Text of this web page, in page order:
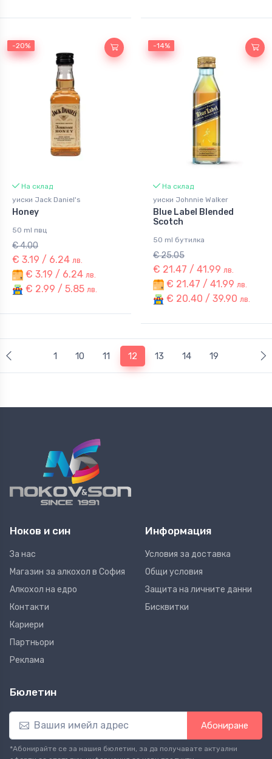
-20%
-20%
На склад
уиски Jack Daniel's
Honey
50 ml пвц
€ 4.00
€ 3.19 / 6.24 лв.
€ 3.19 / 6.24 лв.
€ 2.99 / 5.85 лв.
-14%
-14%
На склад
уиски Johnnie Walker
Blue Label Blended
Scotch
50 ml бутилка
€ 25.05
€ 21.47 / 41.99 лв.
€ 21.47 / 41.99 лв.
€ 20.40 / 39.90 лв.
1 10 11 12(current)
13 14 19
Ноков и син
За нас
Магазин за алкохол в София
Алкохол на едро
Контакти
Кариери
Партньори
Реклама
Информация
Условия за доставка
Общи условия
Защита на личните данни
Бисквитки
Бюлетин
Абониране
*Абонирайте се за нашия бюлетин, за да получавате актуални